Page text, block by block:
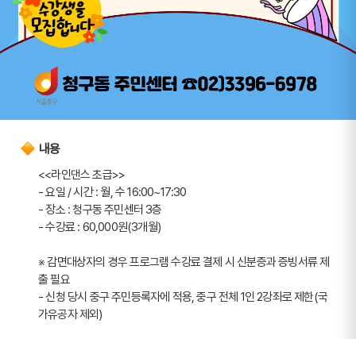
내용
<<라인댄스 초급>>
- 요일 / 시간 : 월, 수 16:00~17:30
- 장소 : 청구동 주민센터 3층
- 수강료 : 60,000원(3개월)
※ 감면대상자의 경우 프로그램 수강료 결제 시 신분증과 증빙서류 제
출 필요
- 신청 당시 중구 주민등록자에 적용, 중구 전체 1인 2강좌로 제한(국
가유공자 제외)